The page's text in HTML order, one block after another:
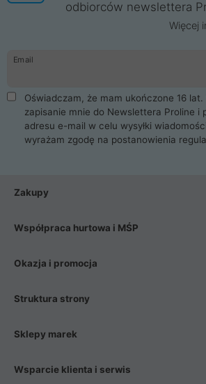
odbiorców newslettera
Więcej
Email
Oświadczam, że mam ukończone 16
zapisanie mnie do Newslettera Proline i
adresu e-mail w celu wysyłki
wyrażam zgodę na postanowienia
Zakupy
Współpraca hurtowa i MŚP
Okazja i promocja
Struktura strony
Sklepy marek
Wsparcie klienta i serwis